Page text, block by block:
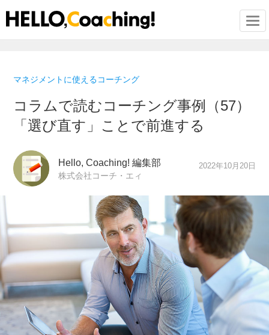
マネジメントに使えるコーチング
コラムで読むコーチング事例（57）
「選び直す」ことで前進する
Hello, Coaching! 編集部
株式会社コーチ・エィ
2022年10月20日